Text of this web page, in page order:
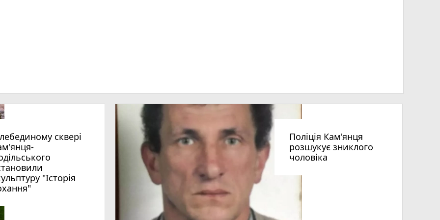
"Історія
Поліція Кам'янця
розшукує зниклого
чоловіка